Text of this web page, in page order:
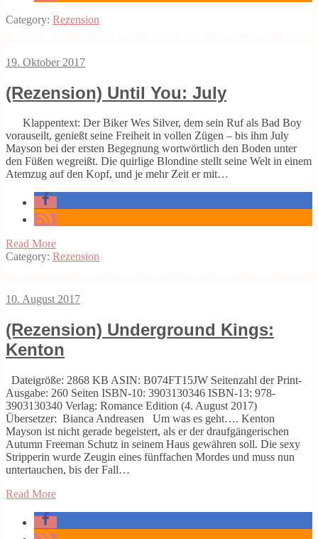
Category: Rezension
19. Oktober 2017
(Rezension) Until You: July
Klappentext: Der Biker Wes Silver, dem sein Ruf als Bad Boy
vorauseilt, genießt seine Freiheit in vollen Zügen – bis ihm July
Mayson bei der ersten Begegnung wortwörtlich den Boden unter
den Füßen wegreißt. Die quirlige Blondine stellt seine Welt in einem
Atemzug auf den Kopf, und je mehr Zeit er mit…
Read More
Category: Rezension
10. August 2017
(Rezension) Underground Kings:
Kenton
Dateigröße: 2868 KB ASIN: B074FT15JW Seitenzahl der Print-
Ausgabe: 260 Seiten ISBN-10: 3903130346 ISBN-13: 978-
3903130340 Verlag: Romance Edition (4. August 2017)
Übersetzer: Bianca Andreasen Um was es geht…. Kenton
Mayson ist nicht gerade begeistert, als er der draufgängerischen
Autumn Freeman Schutz in seinem Haus gewähren soll. Die sexy
Stripperin wurde Zeugin eines fünffachen Mordes und muss nun
untertauchen, bis der Fall…
Read More